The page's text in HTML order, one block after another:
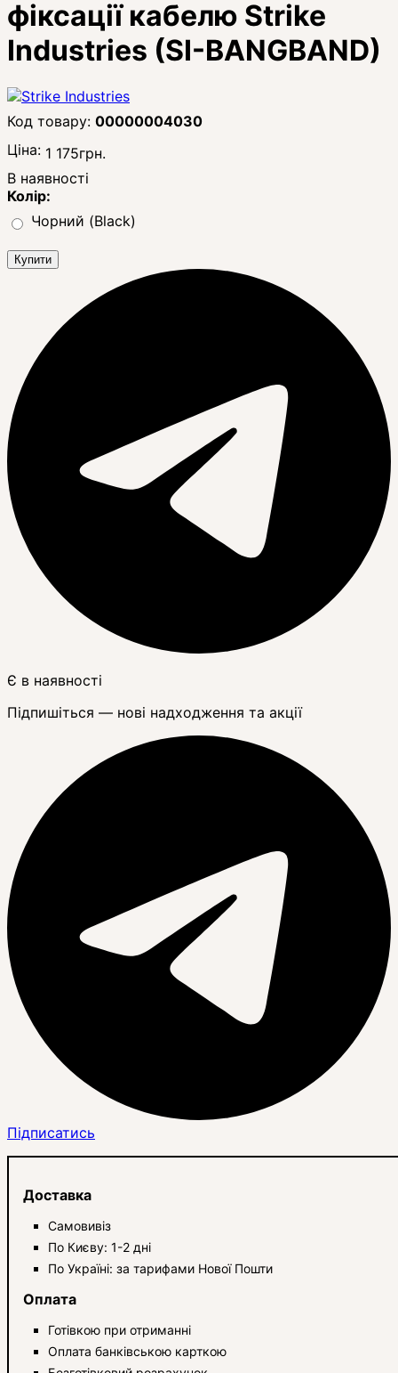
фіксації кабелю Strike
Industries (SI-BANGBAND)
00000004030
Ціна: 1 175грн.
В наявності
Колір:
Чорний (Black)
Купити
Є в наявності
Підпишіться — нові надходження та акції
Підписатись
Доставка
Самовивіз
По Києву: 1-2 дні
По Україні: за тарифами Нової Пошти
Оплата
Готівкою при отриманні
Оплата банківською карткою